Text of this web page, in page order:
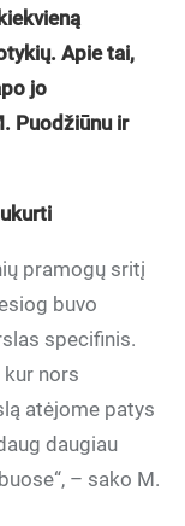
Apie tai,
jo
Puodžiūnu ir
pramogų sritį
buvo
specifinis.
nors
atėjome patys
daugiau
– sako M.